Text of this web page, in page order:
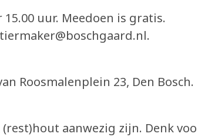
uur. Meedoen is gratis.
Roosmalenplein 23, Den Bosch.
aanwezig zijn. Denk